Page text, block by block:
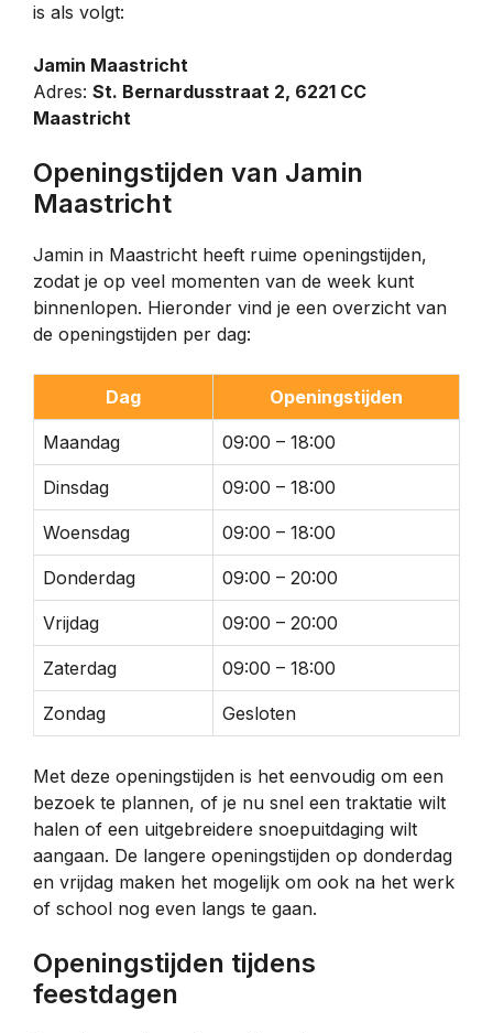
is als volgt:
Jamin Maastricht
Adres: St. Bernardusstraat 2, 6221 CC
Maastricht
Openingstijden van Jamin
Maastricht
Jamin in Maastricht heeft ruime openingstijden,
zodat je op veel momenten van de week kunt
binnenlopen. Hieronder vind je een overzicht van
de openingstijden per dag:
Dag Openingstijden
Maandag 09:00 – 18:00
Dinsdag 09:00 – 18:00
Woensdag 09:00 – 18:00
Donderdag 09:00 – 20:00
Vrijdag 09:00 – 20:00
Zaterdag 09:00 – 18:00
Zondag Gesloten
Met deze openingstijden is het eenvoudig om een
bezoek te plannen, of je nu snel een traktatie wilt
halen of een uitgebreidere snoepuitdaging wilt
aangaan. De langere openingstijden op donderdag
en vrijdag maken het mogelijk om ook na het werk
of school nog even langs te gaan.
Openingstijden tijdens
feestdagen